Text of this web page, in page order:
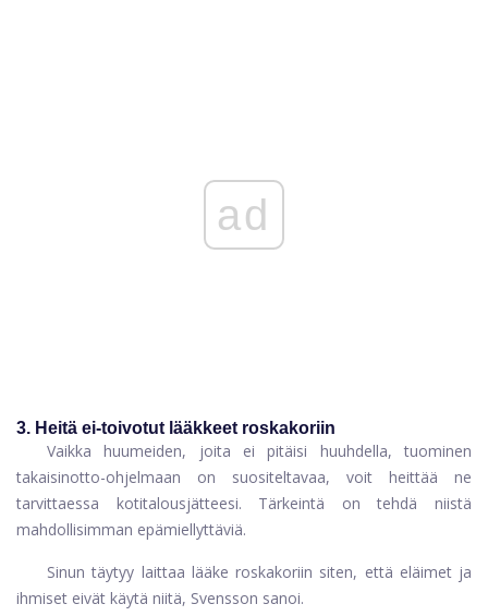
ad
3. Heitä ei-toivotut lääkkeet roskakoriin
Vaikka huumeiden, joita ei pitäisi huuhdella, tuominen
takaisinotto-ohjelmaan on suositeltavaa, voit heittää ne
tarvittaessa kotitalousjätteesi. Tärkeintä on tehdä niistä
mahdollisimman epämiellyttäviä.
Sinun täytyy laittaa lääke roskakoriin siten, että eläimet ja
ihmiset eivät käytä niitä, Svensson sanoi.